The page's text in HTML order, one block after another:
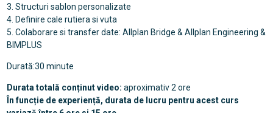
3. Structuri sablon personalizate
4. Definire cale rutiera si vuta
5. Colaborare si transfer date: Allplan Bridge & Allplan Engineering &
BIMPLUS
Durată:30 minute
Durata totală conținut video: aproximativ 2 ore
În funcție de experiență, durata de lucru pentru acest curs